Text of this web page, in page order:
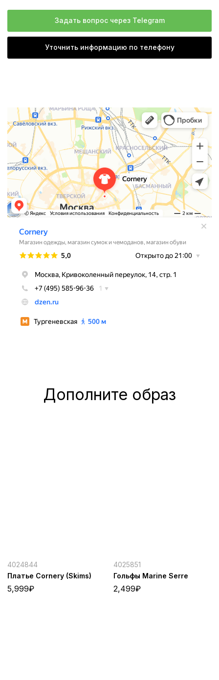
Задать вопрос через Telegram
Уточнить информацию по телефону
Дополните образ
4024844
Платье Cornery (Skims)
5,999₽
4025851
Гольфы Marine Serre
2,499₽